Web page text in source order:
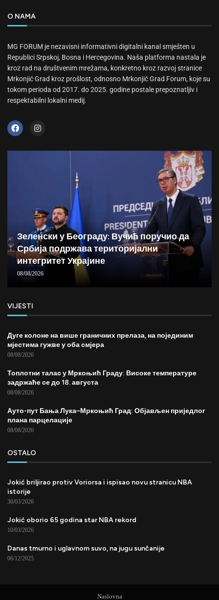
O NAMA
MG FORUM je nezavisni informativni digitalni kanal smješten u
Republici Srpskoj, Bosna i Hercegovina. Naša platforma nastala je
kroz rad na društvenim mrežama, konkretno kroz razvoj stranice
Mrkonjić Grad kroz prošlost, odnosno Mrkonjić Grad Forum, koje su
tokom perioda od 2017. do 2025. godine postale prepoznatljiv i
respektabilni lokalni medij.
Зеленски у Београду: Вучић поручио да
Србија подржава територијални
интегритет Украјине
08/08/2026
VIJESTI
Дуге колоне на више граничних прелаза, на појединим
мјестима гужве у оба смјера
08/08/2026
Топлотни талас у Мркоњић Граду: Високе температуре
задржаће се до 18. августа
08/08/2026
Ауто-пут Бања Лука–Мркоњић Град: Објављен приједлог
плана парцелације
08/08/2026
OSTALO
Jokić briljirao protiv Voriorsa i ispisao novu stranicu NBA
istorije
30/03/2026
Jokić oborio 65 godina star NBA rekord
10/03/2026
Danas tmurno i uglavnom suvo, na jugu sunčanije
06/12/2025
Naslovna